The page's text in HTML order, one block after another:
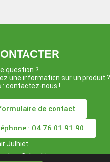
question ?
une information sur un produit ?
: contactez-nous !
de contact
: 04 76 01 91 90
Julhiet
Les Colombiers